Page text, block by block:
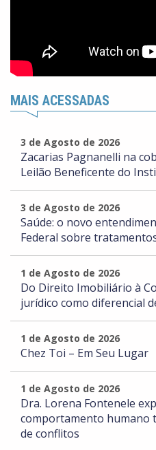
MAIS ACESSADAS
3 de Agosto de 2026
Zacarias Pagnanelli na
Leilão Beneficente do
3 de Agosto de 2026
Saúde: o novo
Federal sobre
1 de Agosto de 2026
Do Direito Imobiliário à
jurídico como diferencial
1 de Agosto de 2026
Chez Toi – Em Seu Lugar
1 de Agosto de 2026
Dra. Lorena Fontenele
comportamento humano
de conflitos